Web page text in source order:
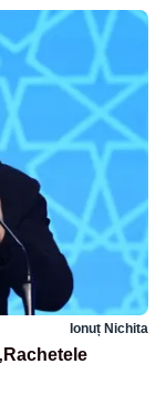
Ionuț Nichita